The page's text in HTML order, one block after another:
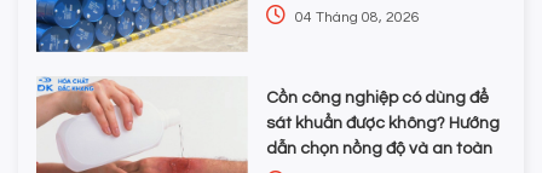
nghiệp
04 Tháng 08, 2026
Cồn công nghiệp có dùng để
sát khuẩn được không? Hướng
dẫn chọn nồng độ và an toàn